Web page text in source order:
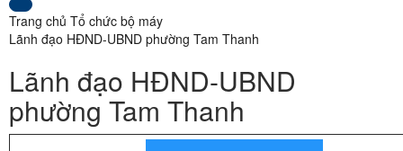
Trang chủ Tổ chức bộ máy
Lãnh đạo HĐND-UBND phường Tam Thanh
Lãnh đạo HĐND-UBND
phường Tam Thanh